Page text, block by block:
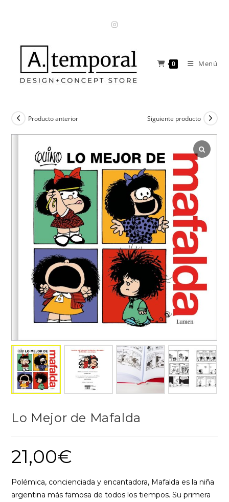
0 Menú
Producto anterior Siguiente producto
Lo Mejor de Mafalda
21,00€
Polémica, concienciada y encantadora, Mafalda es la niña
argentina más famosa de todos los tiempos. Su primera